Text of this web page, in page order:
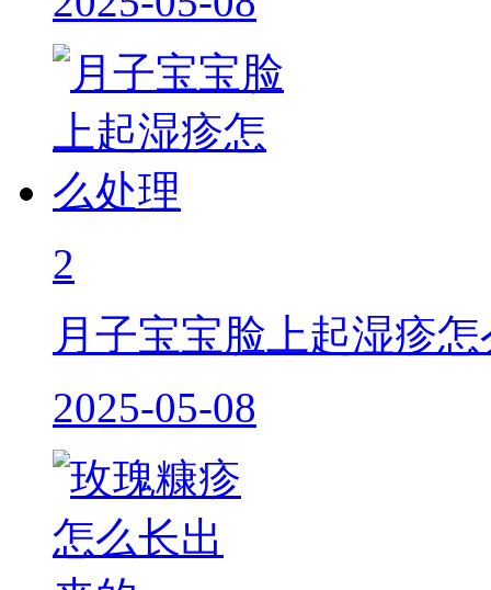
2
月子宝宝脸上起湿疹
2025-05-08